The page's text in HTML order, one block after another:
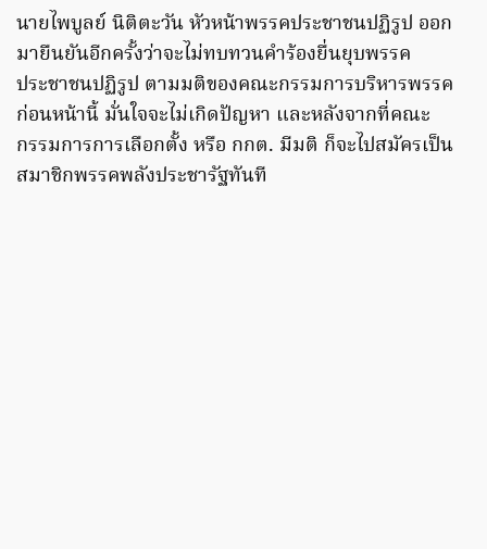
นายไพบูลย์ นิติตะวัน หัวหน้าพรรคประชาชนปฏิรูป ออก
มายืนยันอีกครั้งว่าจะไม่ทบทวนคำร้องยื่นยุบพรรค
ประชาชนปฏิรูป ตามมติของคณะกรรมการบริหารพรรค
ก่อนหน้านี้ มั่นใจจะไม่เกิดปัญหา และหลังจากที่คณะ
กรรมการการเลือกตั้ง หรือ กกต. มีมติ ก็จะไปสมัครเป็น
สมาชิกพรรคพลังประชารัฐทันที